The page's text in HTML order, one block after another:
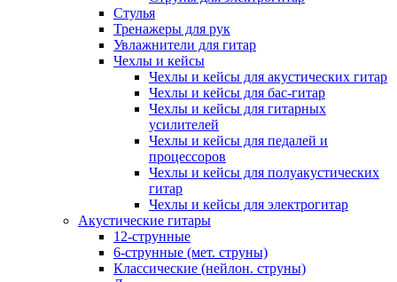
Стулья
Тренажеры для рук
Увлажнители для гитар
Чехлы и кейсы
Чехлы и кейсы для акустических гитар
Чехлы и кейсы для бас-гитар
Чехлы и кейсы для гитарных
усилителей
Чехлы и кейсы для педалей и
процессоров
Чехлы и кейсы для полуакустических
гитар
Чехлы и кейсы для электрогитар
Акустические гитары
12-струнные
6-струнные (мет. струны)
Классические (нейлон. струны)